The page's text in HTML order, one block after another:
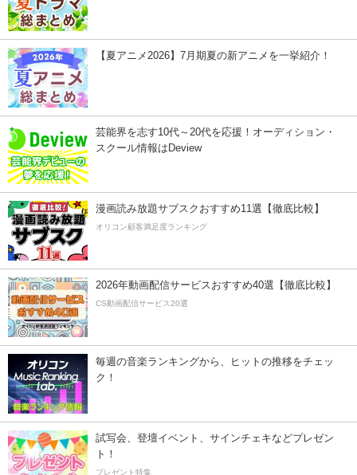
【夏アニメ2026】7月期夏の新アニメを一挙紹介！
芸能界を志す10代～20代を応援！オーディション・
スクール情報はDeview
漫画読み放題サブスクおすすめ11選【徹底比較】
オリコン顧客満足度ランキング
2026年動画配信サービスおすすめ40選【徹底比較】
CS動画配信サービス20選
毎週の音楽ランキングから、ヒットの推移をチェッ
ク！
試写会、登壇イベント、サインチェキなどプレゼン
ト！
プレゼント特集